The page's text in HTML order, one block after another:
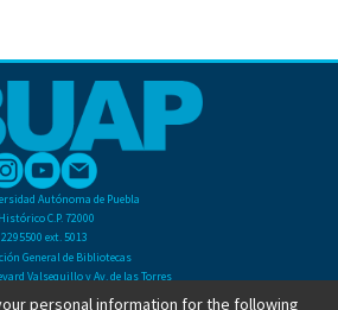
Autónoma de Puebla
C.P. 72000
ext. 5013
General de Bibliotecas
Valsequillo y Av. de las Torres
Universitaria. Col. San Manuel
personal information for the following